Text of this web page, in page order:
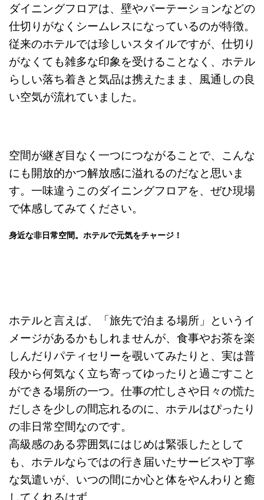
ダイニングフロアは、壁やパーテーションなどの
仕切りがなくシームレスになっているのが特徴。
従来のホテルでは珍しいスタイルですが、仕切り
がなくても雑多な印象を受けることなく、ホテル
らしい落ち着きと気品は携えたまま、風通しの良
い空気が流れていました。
空間が継ぎ目なく一つにつながることで、こんな
にも開放的かつ解放感に溢れるのだなと思いま
す。一味違うこのダイニングフロアを、ぜひ現場
で体感してみてください。
身近な非日常空間。ホテルで元気をチャージ！
ホテルと言えば、「旅先で泊まる場所」というイ
メージがあるかもしれませんが、食事やお茶を楽
しんだりパティセリーを覗いてみたりと、実は普
段から何気なく立ち寄ってゆったりと過ごすこと
ができる場所の一つ。仕事の忙しさや日々の慌た
だしさを少しの間忘れるのに、ホテルはぴったり
の非日常空間なのです。
高級感のある雰囲気にはじめは緊張したとして
も、ホテルならではの行き届いたサービスや丁寧
な気遣いが、いつの間にか心と体をやんわりと癒